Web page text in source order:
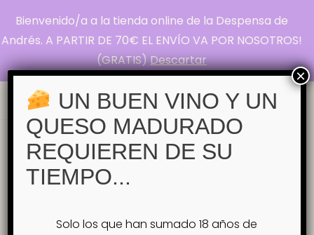
Bienvenido/a a la tienda online de la Despensa de
Andrés. A PARTIR DE 70€ EL ENVÍO VA POR NOSOTROS!
(GRATIS)Descartar
La Despensa de
Andrés
Pasión por el Queso
Inicio Blog Cultura
Un brindis por el
viaje del año nuevo: Entre vinos, amigos y
nuevos comienzos
UN BUEN VINO Y UN
QUESO MADURADO
REQUIEREN DE SU
TIEMPO...
Solo los que han sumado 18 años de
×